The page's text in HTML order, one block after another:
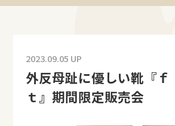
2023.09.05 UP
外反母趾に優しい靴『ｆ
ｔ』期間限定販売会